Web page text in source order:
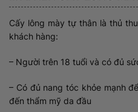
Cấy lông mày tự thân là thủ
khách hàng:
– Người trên 18 tuổi và có đủ
– Có đủ nang tóc khỏe mạnh
đến thẩm mỹ da đầu